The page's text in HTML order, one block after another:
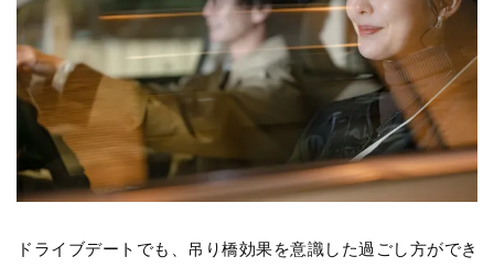
ドライブデートでも、吊り橋効果を意識した過ごし方ができ